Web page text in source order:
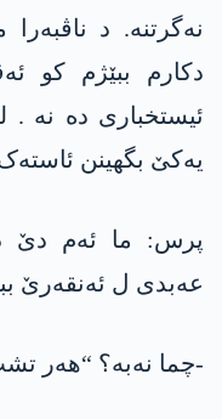
نەگرتنە. د
دکارم ببێژم کو
ئیستخباری دە نە
یەکێ بگھینن
پرس: ما ئەم دێ
عەبدی ل ئەنقەرێ
-چما نەبە؟ “ھەر